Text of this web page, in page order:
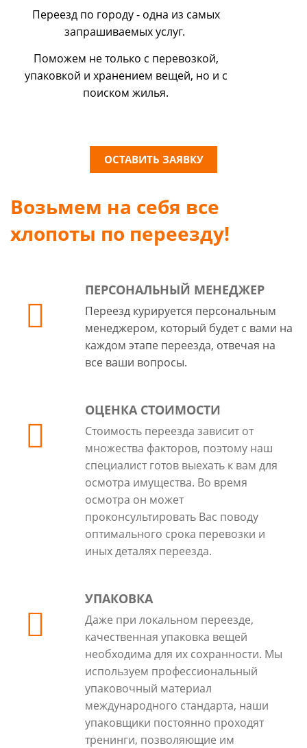
Переезд по городу - одна из самых
запрашиваемых услуг.
Поможем не только с перевозкой,
упаковкой и хранением вещей, но и с
поиском жилья.
ОСТАВИТЬ ЗАЯВКУ
Возьмем на себя все
хлопоты по переезду!
ПЕРСОНАЛЬНЫЙ МЕНЕДЖЕР
Переезд курируется персональным
менеджером, который будет с вами на
каждом этапе переезда, отвечая на
все ваши вопросы.
ОЦЕНКА СТОИМОСТИ
Стоимость переезда зависит от
множества факторов, поэтому наш
специалист готов выехать к вам для
осмотра имущества. Во время
осмотра он может
проконсультировать Вас поводу
оптимального срока перевозки и
иных деталях переезда.
УПАКОВКА
Даже при локальном переезде,
качественная упаковка вещей
необходима для их сохранности. Мы
используем профессиональный
упаковочный материал
международного стандарта, наши
упаковщики постоянно проходят
тренинги, позволяющие им